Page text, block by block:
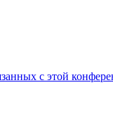
с этой